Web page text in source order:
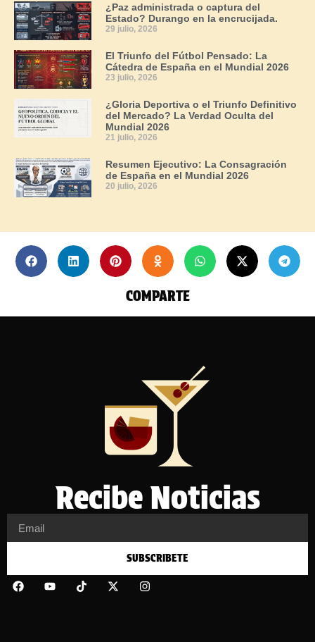
¿Paz administrada o captura del
Estado? Durango en la encrucijada.
29 julio, 2026
El Triunfo del Fútbol Pensado: La
Cátedra de España en el Mundial 2026
23 julio, 2026
¿Gloria Deportiva o el Triunfo Definitivo
del Mercado? La Verdad Oculta del
Mundial 2026
21 julio, 2026
Resumen Ejecutivo: La Consagración
de España en el Mundial 2026
20 julio, 2026
COMPARTE
Recibe Noticias
SUBSCRIBETE